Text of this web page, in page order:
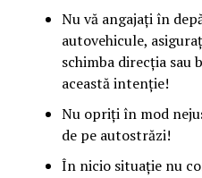
Nu vă angajați în
autovehicule,
schimba direcția sau
această intenție!
Nu opriți în mod
de pe autostrăzi!
În nicio situație nu